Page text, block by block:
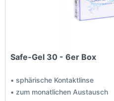
Safe-Gel 30 - 6er Box
• sphärische Kontaktlinse
• zum monatlichen Austausch